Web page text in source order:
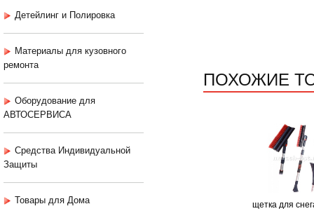
Детейлинг и Полировка
Материалы для кузовного
ремонта
Оборудование для
АВТОСЕРВИСА
Средства Индивидуальной
Защиты
Товары для Дома
ПОХОЖИЕ
щетка для